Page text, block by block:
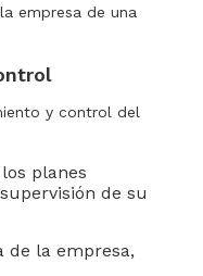
empresa de una
y control del
planes
de su
de la empresa,